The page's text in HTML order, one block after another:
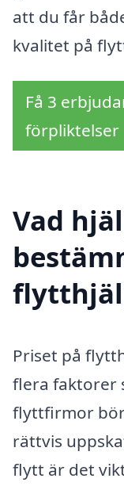
att du får
kvalitet på
Få 3
förpliktelser
Vad
Priset på
flera faktorer
flyttfirmor
rättvis
flytt är det